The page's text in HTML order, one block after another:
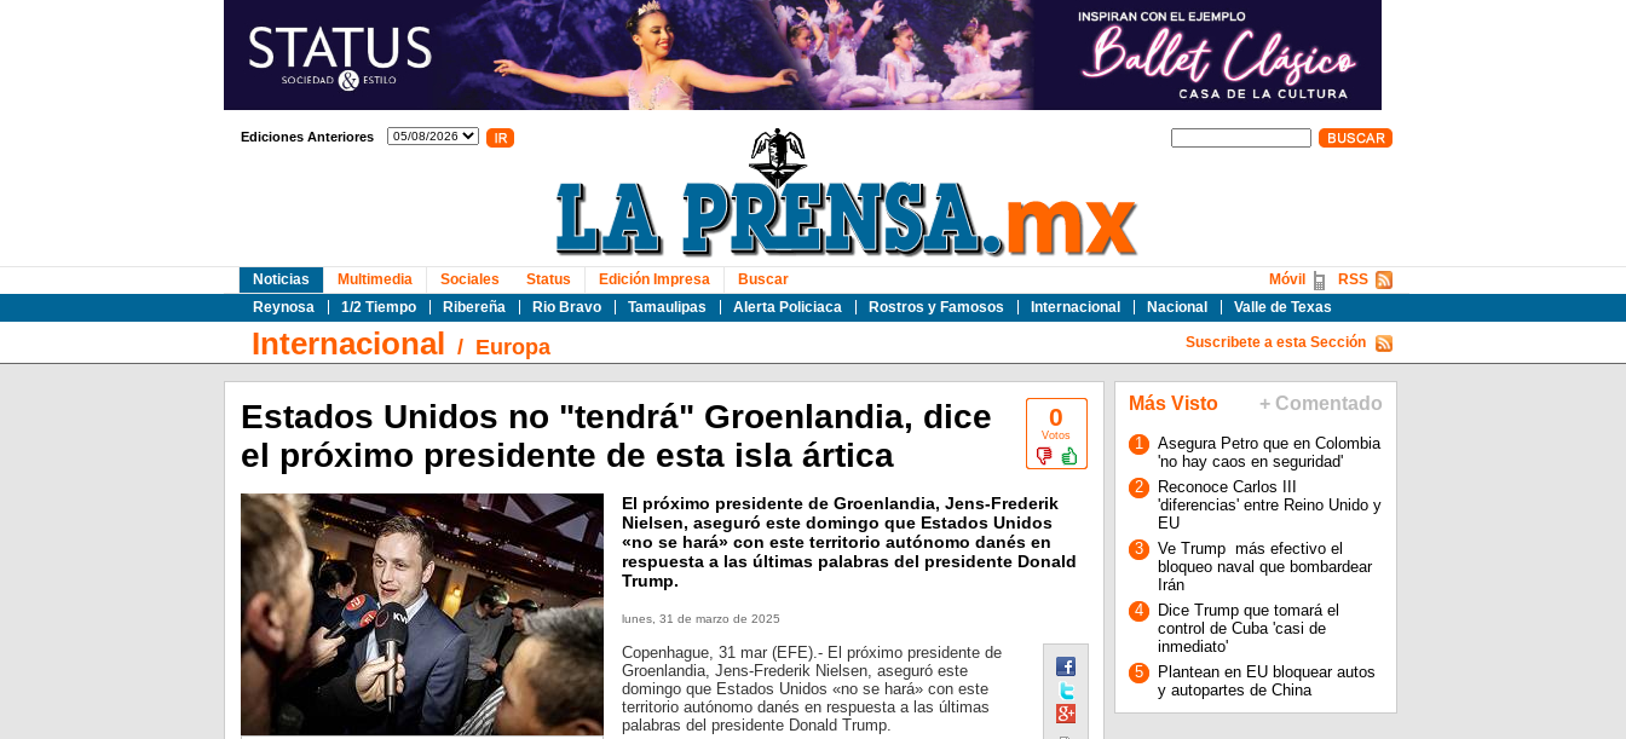
Ediciones Anteriores
Noticias
Reynosa
1/2 Tiempo Ribereña Rio Bravo Tamaulipas Alerta Policiaca Rostros y Famosos Internacional Nacional Valle de Texas
Multimedia Sociales Status Edición Impresa Buscar RSS
Móvil
Internacional / Europa Suscribete a esta Sección
0
Votos
Estados Unidos no "tendrá" Groenlandia, dice
el próximo presidente de esta isla ártica
El próximo presidente de Groenlandia, Jens-Frederik
Nielsen, aseguró este domingo que Estados Unidos
«no se hará» con este territorio autónomo danés en
respuesta a las últimas palabras del presidente Donald
Trump.
lunes, 31 de marzo de 2025
Copenhague, 31 mar (EFE).- El próximo presidente de
Groenlandia, Jens-Frederik Nielsen, aseguró este
domingo que Estados Unidos «no se hará» con este
territorio autónomo danés en respuesta a las últimas
palabras del presidente Donald Trump.
Más Visto + Comentado
1
Asegura Petro que en Colombia
'no hay caos en seguridad'
2
Reconoce Carlos III
'diferencias' entre Reino Unido y
EU
3
Ve Trump más efectivo el
bloqueo naval que bombardear
Irán
4
Dice Trump que tomará el
control de Cuba 'casi de
inmediato'
5
Plantean en EU bloquear autos
y autopartes de China